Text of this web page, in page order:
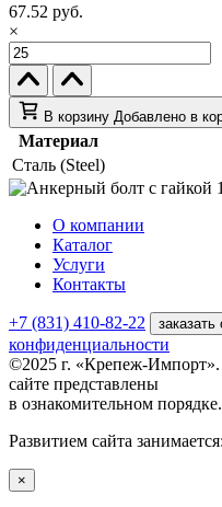
67.52 руб.
×
В корзину Добавлено в
Материал
Сталь (Steel)
О компании
Каталог
Услуги
Контакты
+7 (831) 410-82-22 заказать
конфиденциальности
©2025 г. «Крепеж-
сайте представлены
в ознакомительном
Развитием сайта занимается:
×